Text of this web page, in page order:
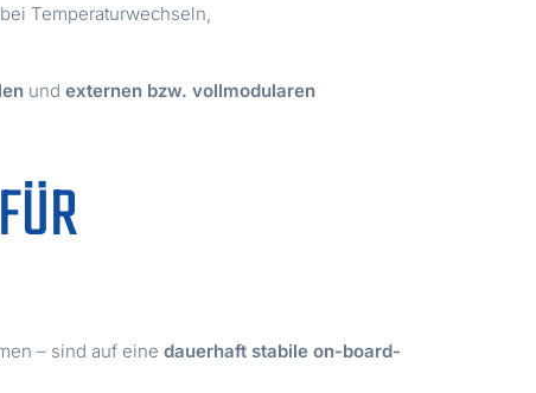
Temperaturwechseln,
undexternen bzw. vollmodularen
– sind auf einedauerhaft stabile on-board-